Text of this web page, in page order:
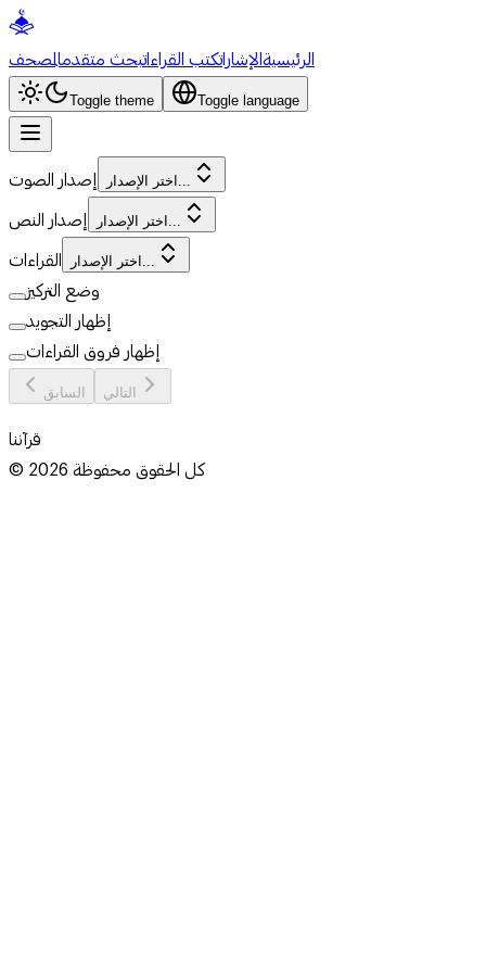
الرئيسيةالإشاراتكتب القراءاتبحث متقدمالمصحف
Toggle theme Toggle language
إصدار الصوت اختر الإصدار...
إصدار النص اختر الإصدار...
القراءات اختر الإصدار...
وضع التركيز
إظهار التجويد
إظهار فروق القراءات
السابق التالي
قرآننا
© 2026كل الحقوق محفوظة